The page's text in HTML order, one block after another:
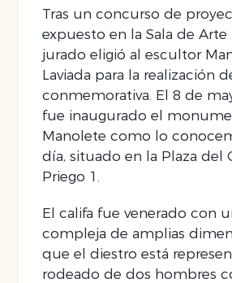
Tras un concurso de
expuesto en la Sala de Arte
jurado eligió al escultor
Laviada para la realización
conmemorativa. El 8 de
fue inaugurado el
Manolete como lo
día, situado en la Plaza del
Priego 1.
El califa fue venerado con
compleja de amplias
que el diestro está
rodeado de dos hombres